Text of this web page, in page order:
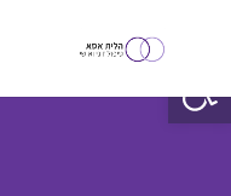
פתח סרגל נגישות